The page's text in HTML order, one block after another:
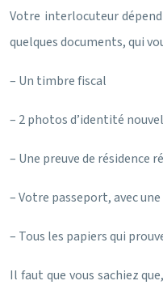
Votre interlocuteur
quelques documents, qui
– Un timbre fiscal
– 2 photos d’identité
– Une preuve de résidence
– Votre passeport, avec
– Tous les papiers qui
Il faut que vous sachiez